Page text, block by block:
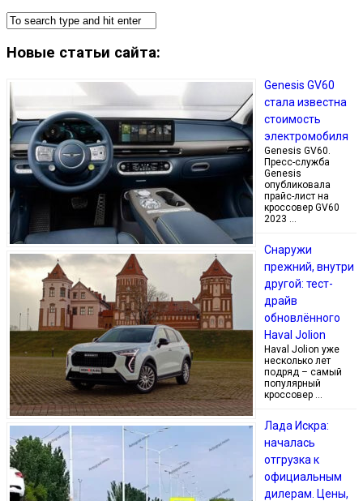
Новые статьи сайта:
Genesis GV60
стала известна
стоимость
электромобиля
Genesis GV60.
Пресс-служба
Genesis
опубликовала
прайс-лист на
кроссовер GV60
2023 …
Снаружи
прежний, внутри
другой: тест-
драйв
обновлённого
Haval Jolion
Haval Jolion уже
несколько лет
подряд – самый
популярный
кроссовер …
Лада Искра:
началась
отгрузка к
официальным
дилерам. Цены,